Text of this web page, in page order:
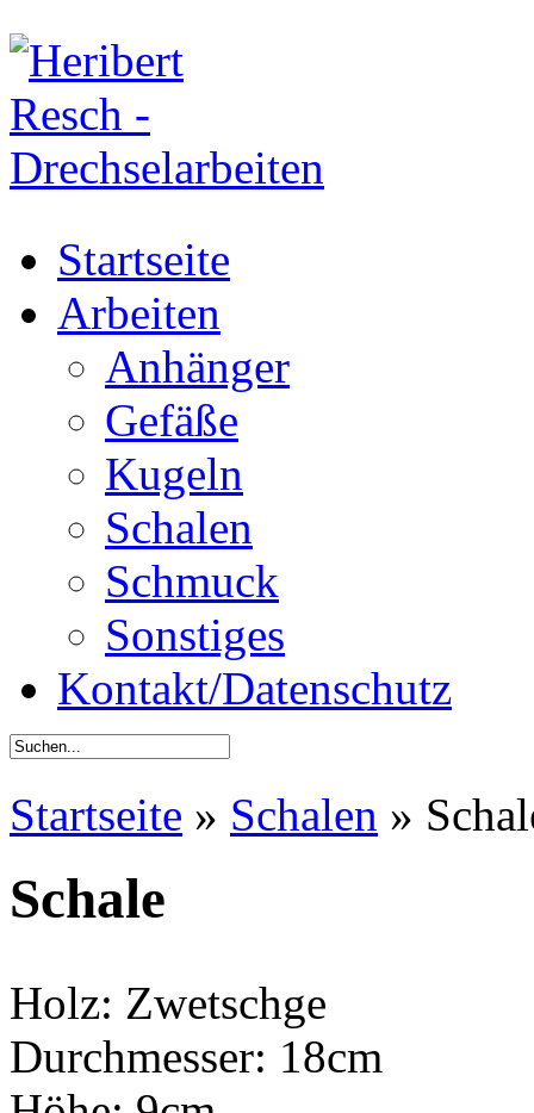
Startseite
Arbeiten
Anhänger
Gefäße
Kugeln
Schalen
Schmuck
Sonstiges
Kontakt/Datenschutz
Startseite » Schalen »
Schale
Holz: Zwetschge
Durchmesser: 18cm